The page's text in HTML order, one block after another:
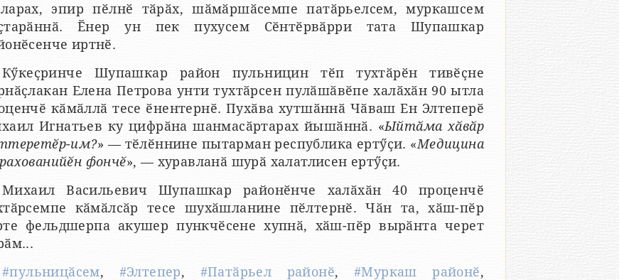
эпир пӗлнӗ тӑрӑх, шӑмӑршӑсемпе патӑрьелсем, муркашсем
Ӗнер ун пек пухусем Сӗнтӗрвӑрри тата Шупашкар
иртнӗ.
Кӳкеҫринче Шупашкар район пульницин тӗп тухтӑрӗн тивӗҫне
Елена Петрова унти тухтӑрсен пулӑшӑвӗпе халӑхӑн 90 ытла
кӑмӑллӑ тесе ӗнентернӗ. Пухӑва хутшӑннӑ Чӑваш Ен Элтеперӗ
Игнатьев ку цифрӑна шанмасӑртарах йышӑннӑ. «Ыйтӑма хӑвӑр
им?» — тӗлӗннине пытарман республика ертӳҫи. «Медицина
фончӗ», — хуравланӑ шурӑ халатлисен ертӳҫи.
Михаил Васильевич Шупашкар районӗнче халӑхӑн 40 проценчӗ
кӑмӑлсӑр тесе шухӑшланине пӗлтернӗ. Чӑн та, хӑш-пӗр
фельдшерпа акушер пункчӗсене хупнӑ, хӑш-пӗр вырӑнта черет
#пульницӑсем, #Элтепер, #Патӑрьел районӗ, #Муркаш районӗ,